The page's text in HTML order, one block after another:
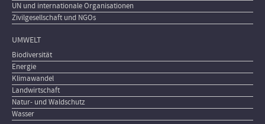
UN und internationale Organisationen
Zivilgesellschaft und NGOs
UMWELT
Biodiversität
Energie
Klimawandel
Landwirtschaft
Natur- und Waldschutz
Wasser